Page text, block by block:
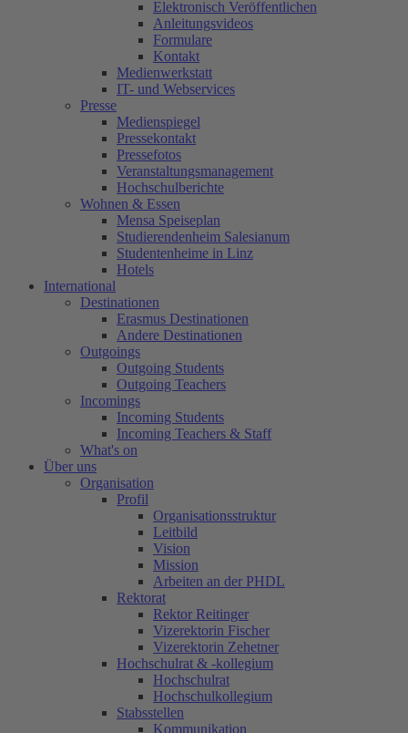
Elektronisch Veröffentlichen
Anleitungsvideos
Formulare
Kontakt
Medienwerkstatt
IT- und Webservices
Presse
Medienspiegel
Pressekontakt
Pressefotos
Veranstaltungsmanagement
Hochschulberichte
Wohnen & Essen
Mensa Speiseplan
Studierendenheim Salesianum
Studentenheime in Linz
Hotels
International
Destinationen
Erasmus Destinationen
Andere Destinationen
Outgoings
Outgoing Students
Outgoing Teachers
Incomings
Incoming Students
Incoming Teachers & Staff
What's on
Über uns
Organisation
Profil
Organisationsstruktur
Leitbild
Vision
Mission
Arbeiten an der PHDL
Rektorat
Rektor Reitinger
Vizerektorin Fischer
Vizerektorin Zehetner
Hochschulrat & -kollegium
Hochschulrat
Hochschulkollegium
Stabsstellen
Kommunikation